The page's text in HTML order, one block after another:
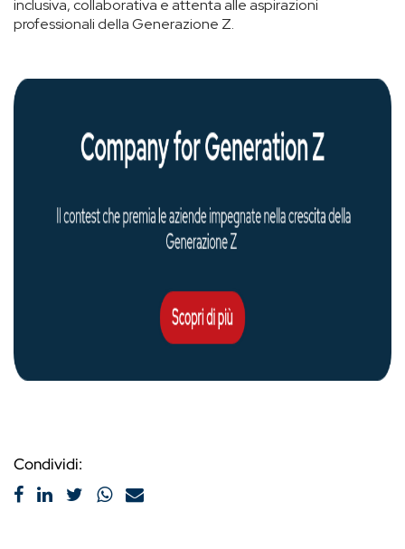
inclusiva, collaborativa e attenta alle aspirazioni
professionali della Generazione Z.
Condividi: